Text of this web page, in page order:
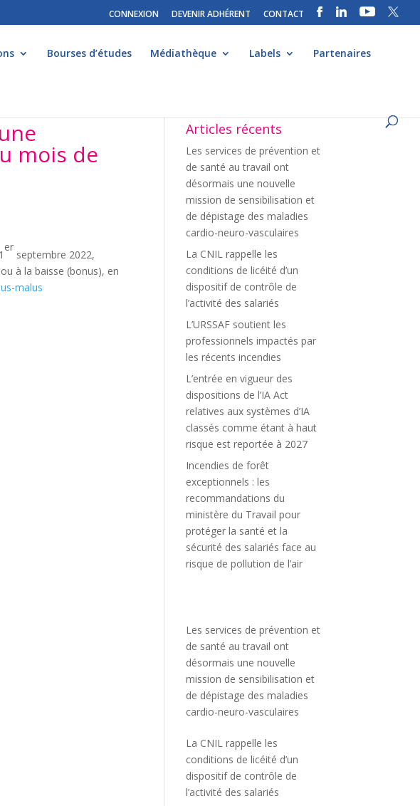
CONNEXION DEVENIR ADHÉRENT CONTACT
Bourses d’études Médiathèque Labels Partenaires
mois de
er
septembre 2022,
à la baisse (bonus), en
malus
Articles récents
Les services de prévention et
de santé au travail ont
désormais une nouvelle
mission de sensibilisation et
de dépistage des maladies
cardio-neuro-vasculaires
La CNIL rappelle les
conditions de licéité d’un
dispositif de contrôle de
l’activité des salariés
L’URSSAF soutient les
professionnels impactés par
les récents incendies
L’entrée en vigueur des
dispositions de l’IA Act
relatives aux systèmes d’IA
classés comme étant à haut
risque est reportée à 2027
Incendies de forêt
exceptionnels : les
recommandations du
ministère du Travail pour
protéger la santé et la
sécurité des salariés face au
risque de pollution de l’air
Les services de prévention et
de santé au travail ont
désormais une nouvelle
mission de sensibilisation et
de dépistage des maladies
cardio-neuro-vasculaires
La CNIL rappelle les
conditions de licéité d’un
dispositif de contrôle de
l’activité des salariés